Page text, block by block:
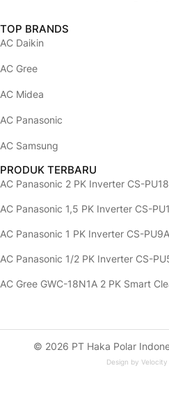
TOP BRANDS
AC Daikin
AC Gree
AC Midea
AC Panasonic
AC Samsung
PRODUK TERBARU
AC Panasonic 2 PK Inverter CS-
AC Panasonic 1,5 PK Inverter CS-
AC Panasonic 1 PK Inverter CS-
AC Panasonic 1/2 PK Inverter CS-
AC Gree GWC-18N1A 2 PK Smart
© 2026 PT Haka Polar
Design by Velocity